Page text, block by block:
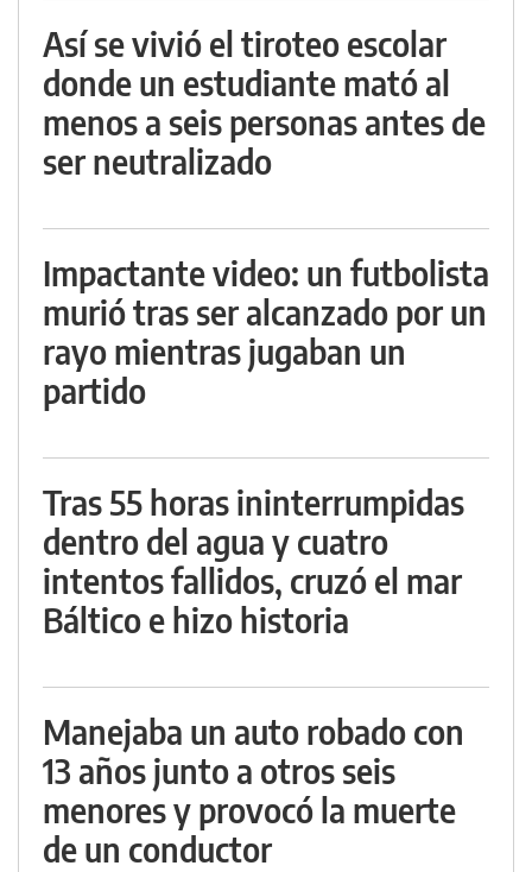
Así se vivió el tiroteo escolar
donde un estudiante mató al
menos a seis personas antes de
ser neutralizado
Impactante video: un futbolista
murió tras ser alcanzado por un
rayo mientras jugaban un
partido
Tras 55 horas ininterrumpidas
dentro del agua y cuatro
intentos fallidos, cruzó el mar
Báltico e hizo historia
Manejaba un auto robado con
13 años junto a otros seis
menores y provocó la muerte
de un conductor